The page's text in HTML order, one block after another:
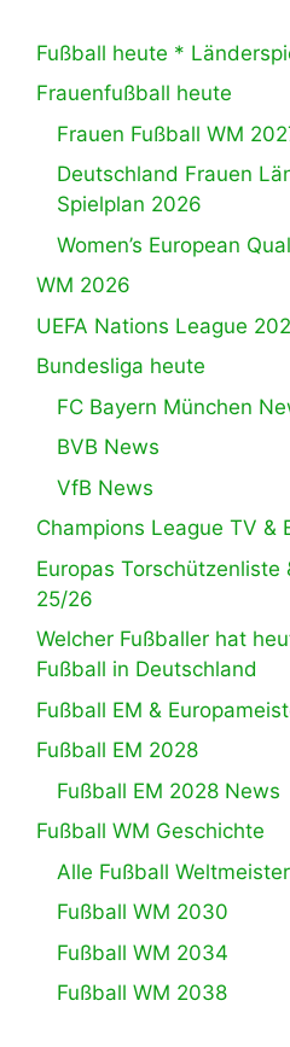
Fußball heute *
Frauenfußball heute
Frauen Fußball WM
Deutschland Frauen
Spielplan 2026
Women’s European
WM 2026
UEFA Nations League
Bundesliga heute
FC Bayern München
BVB News
VfB News
Champions League TV &
Europas Torschützenliste
25/26
Welcher Fußballer hat
Fußball in Deutschland
Fußball EM &
Fußball EM 2028
Fußball EM 2028 News
Fußball WM Geschichte
Alle Fußball Weltmeister
Fußball WM 2030
Fußball WM 2034
Fußball WM 2038